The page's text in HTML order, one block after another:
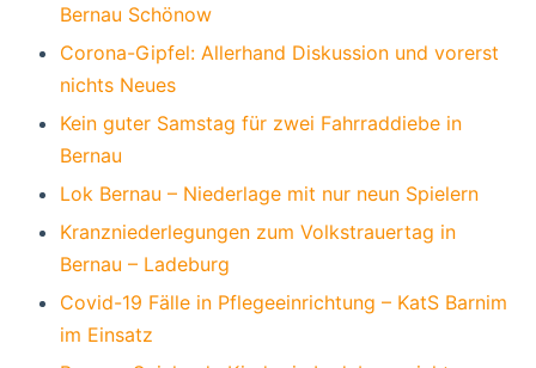
Bernau Schönow
Corona-Gipfel: Allerhand Diskussion und vorerst
nichts Neues
Kein guter Samstag für zwei Fahrraddiebe in
Bernau
Lok Bernau – Niederlage mit nur neun Spielern
Kranzniederlegungen zum Volkstrauertag in
Bernau – Ladeburg
Covid-19 Fälle in Pflegeeinrichtung – KatS Barnim
im Einsatz